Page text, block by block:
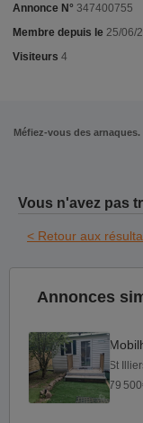
Annonce N° 347400755
Membre depuis le 25/06/
Visiteurs 4
Méfiez-vous des
Vous n'avez pas
< Retour aux
Annonces
St
79